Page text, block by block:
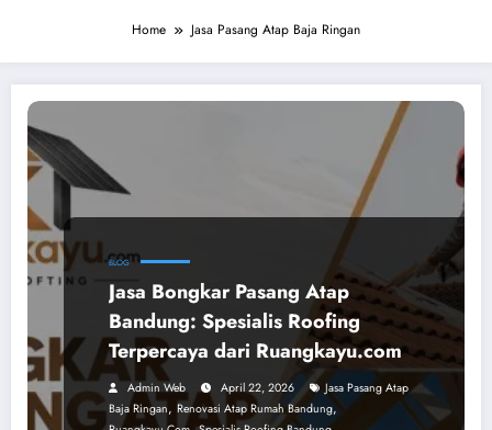
Home Jasa Pasang Atap Baja Ringan
BLOG
Jasa Bongkar Pasang Atap
Bandung: Spesialis Roofing
Terpercaya dari Ruangkayu.com
Admin Web April 22, 2026
Jasa Pasang Atap
Baja Ringan, Renovasi Atap Rumah Bandung,